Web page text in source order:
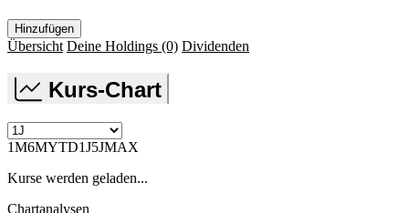
Hinzufügen
Übersicht Deine Holdings (0) Dividenden
Kurs-Chart
1M6MYTD1J5JMAX
Kurse werden geladen...
Chartanalysen